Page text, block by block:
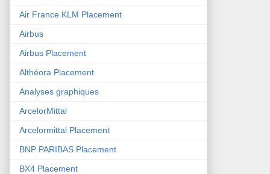
Air France KLM Placement
Airbus
Airbus Placement
Althéora Placement
Analyses graphiques
ArcelorMittal
Arcelormittal Placement
BNP PARIBAS Placement
BX4 Placement